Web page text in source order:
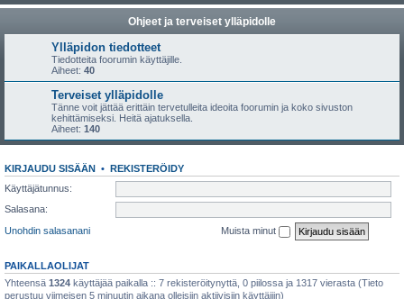
Ohjeet ja terveiset ylläpidolle
Ylläpidon tiedotteet
Tiedotteita foorumin käyttäjille.
Aiheet: 40
Terveiset ylläpidolle
Tänne voit jättää erittäin tervetulleita ideoita foorumin ja koko sivuston
kehittämiseksi. Heitä ajatuksella.
Aiheet: 140
KIRJAUDU SISÄÄN • REKISTERÖIDY
Käyttäjätunnus:
Salasana:
Unohdin salasanani
Muista minut
PAIKALLAOLIJAT
Yhteensä 1324 käyttäjää paikalla :: 7 rekisteröitynyttä, 0 piilossa ja 1317 vierasta (Tieto
perustuu viimeisen 5 minuutin aikana olleisiin aktiivisiin käyttäjiin)